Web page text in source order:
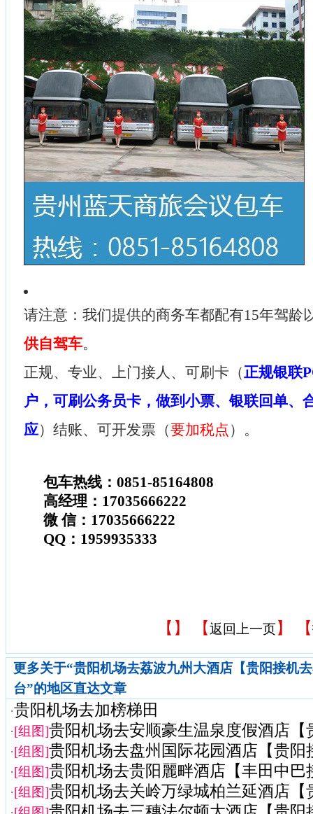
请注意：我们提供的商务车都配有15年驾龄
供自驾车。
正规、专业、上门接人、可刷卡（正规银联
户，可刷公务员卡，做到小票、银联回单、
应）结账、可开发票（要加税点 ）。
包车热线：0851-85164808
高经理：17035666222
微 信：17035666222
QQ：1959935333
【 】 【返回上一页】 【
更多关于“贵阳机场去荔波九州大酒店【贵阳接机
台”的地区直达文章
·贵阳机场去加榜梯田
·[组图]贵阳机场去安顺豪生温泉度假酒店【
·[组图]贵阳机场去盘州国际花园酒店【贵阳
·[组图]贵阳机场去贵阳麗畔酒店【丰田中巴
·[组图]贵阳机场去关岭万绿城柏兰延酒店【